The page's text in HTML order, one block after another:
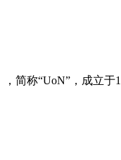
简称“UoN”，成立